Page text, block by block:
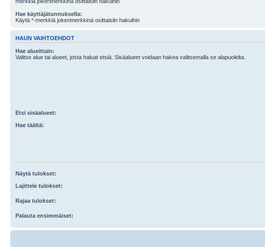
Hae käyttäjätunnuksella:
Käytä *-merkkiä jokerimerkkinä osittaisiin hakuihin
HAUN VAIHTOEHDOT
Hae alueittain:
Valitse alue tai alueet, josta haluat etsiä. Sisäalueet voidaan hakea valitsemalla se alapuolelta.
Etsi sisäalueet:
Hae täältä:
Näytä tulokset:
Lajittele tulokset:
Rajaa tulokset:
Palauta ensimmäiset: